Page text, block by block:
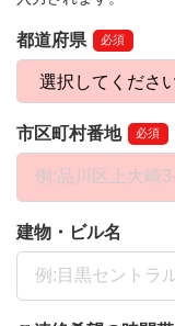
都道府県 必須
市区町村番地 必須
建物・ビル名